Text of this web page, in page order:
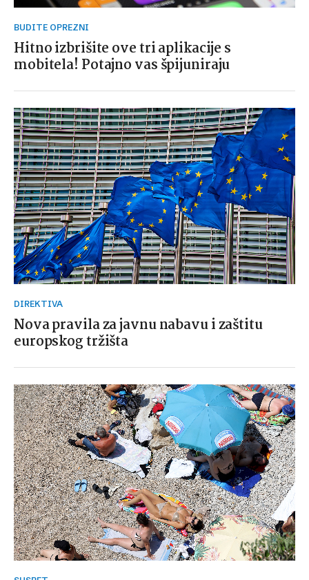
BUDITE OPREZNI
Hitno izbrišite ove tri aplikacije s
mobitela! Potajno vas špijuniraju
DIREKTIVA
Nova pravila za javnu nabavu i zaštitu
europskog tržišta